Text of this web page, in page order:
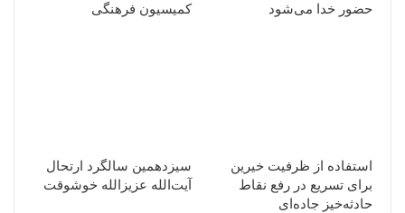
حضور خدا می‌شود
کمیسیون فرهنگی
استفاده از ظرفیت خیرین
برای تسریع در رفع نقاط
حادثه‌خیز جاده‌ای
سیزدهمین سالگرد ارتحال
آیت‌الله عزیزالله خوشوقت